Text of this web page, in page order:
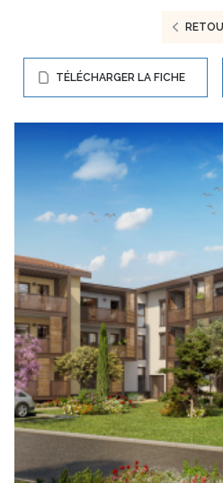
TÉLÉCHARGER LA FICHE